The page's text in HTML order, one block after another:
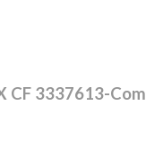
CF 3337613-